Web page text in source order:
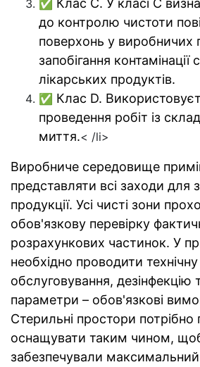
✅ Клас С. У класі C
до контролю чистоти
поверхонь у виробничих
запобігання контамінації
лікарських продуктів.
✅ Клас D.
проведення робіт із
миття.< /li>
Виробниче середовище
представляти всі заходи для
продукції. Усі чисті зони
обов'язкову перевірку
розрахункових частинок. У
необхідно проводити
обслуговування, дезінфекцію
параметри – обов'язкові
Стерильні простори потрібно
оснащувати таким чином,
забезпечували максимальний